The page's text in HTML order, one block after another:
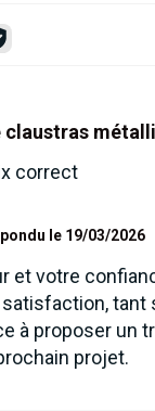
correct
le 19/03/2026
et votre
tant
à proposer un
projet.